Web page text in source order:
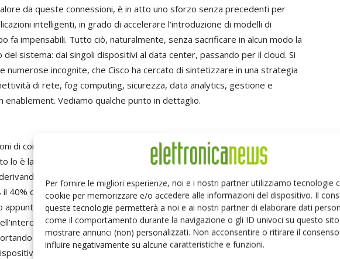
Per fornire le migliori esperienze, noi e i nostri partner utilizziamo tecnologie
cookie per memorizzare e/o accedere alle informazioni del dispositivo. Il
queste tecnologie permetterà a noi e ai nostri partner di elaborare dati
come il comportamento durante la navigazione o gli ID univoci su questo
mostrare annunci (non) personalizzati. Non acconsentire o ritirare il
influire negativamente su alcune caratteristiche e funzioni.
da queste connessioni, è in atto uno sforzo senza precedenti per
intelligenti, in grado di accelerare l’introduzione di modelli di
fa impensabili. Tutto ciò, naturalmente, senza sacrificare in alcun modo la
del sistema: dai singoli dispositivi al data center, passando per il cloud. Si
numerose incognite, che Cisco ha cercato di sintetizzare in una strategia
di rete, fog computing, sicurezza, data analytics, gestione e
enablement. Vediamo qualche punto in dettaglio.
di connettività di rete rappresenta un prerequisito fondamentale per
lo è la disponibilità di un’infrastruttura di calcolo distribuita per l’analisi dei
immediatamente informazioni utili dalle connessioni. Cisco
40% dei dati creati da applicazioni IoT sarà processato secondo questo
fog computing. Qui subentra uno dei temi permeanti non solo
comparto IoT: la sicurezza. Il concetto di sicurezza IoT unifica la
a vantaggi operativi e migliorando la protezione degli asset fisici e
diventa IoT, deve garantire sicurezza totale. Che si tratti di un